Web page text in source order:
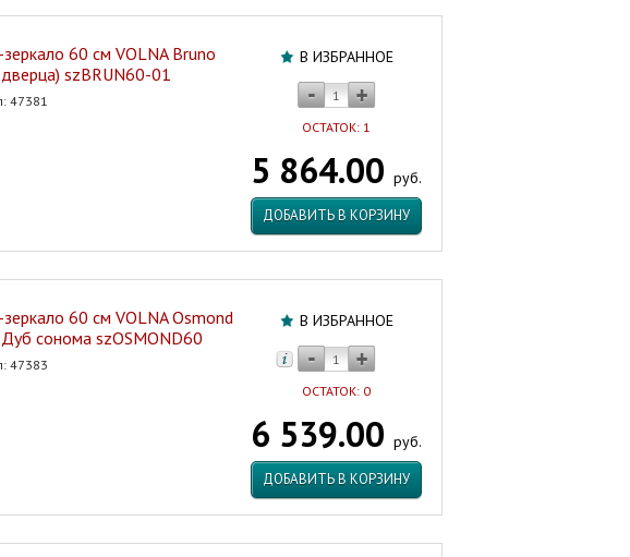
В ИЗБРАННОЕ
ОСТАТОК: 1
5 864.00 руб.
ДОБАВИТЬ В КОРЗИНУ
60 см VOLNA Bruno
szBRUN60-01
47381
В ИЗБРАННОЕ
ОСТАТОК: 0
6 539.00 руб.
ДОБАВИТЬ В КОРЗИНУ
60 см VOLNA Osmond
сонома szOSMOND60
47383